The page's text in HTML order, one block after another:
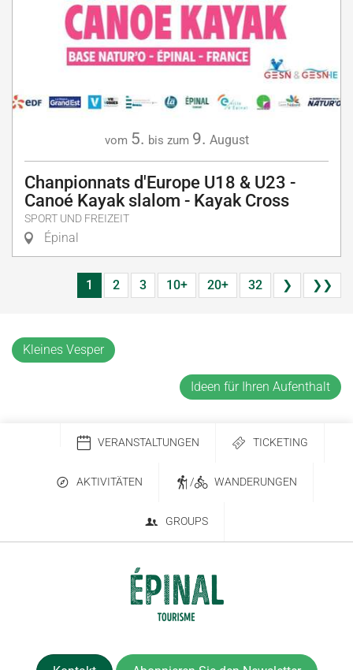
vom 5. bis zum 9. August
Chanpionnats d'Europe U18 & U23 -
Canoé Kayak slalom - Kayak Cross
SPORT UND FREIZEIT
Épinal
1 2 3 10+ 20+ 32 ❯ ❯❯
Kleines Vesper
Ideen für Ihren Aufenthalt
VERANSTALTUNGEN TICKETING
AKTIVITÄTEN / WANDERUNGEN
GROUPS